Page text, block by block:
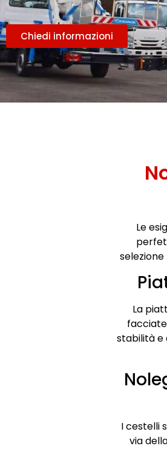
Chiedi informazioni
Le
La
stabilità e
I cestelli
via